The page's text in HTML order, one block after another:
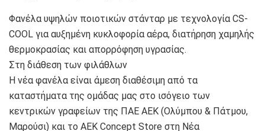
Φανέλα υψηλών ποιοτικών στάνταρ με τεχνολογία CS-
COOL για αυξημένη κυκλοφορία αέρα, διατήρηση χαμηλής
θερμοκρασίας και απορρόφηση υγρασίας.
Στη διάθεση των φιλάθλων
Η νέα φανέλα είναι άμεση διαθέσιμη από τα
καταστήματα της ομάδας μας στο ισόγειο των
κεντρικών γραφείων της ΠΑΕ ΑΕΚ (Ολύμπου & Πάτμου,
Μαρούσι) και το ΑΕΚ Concept Store στη Νέα